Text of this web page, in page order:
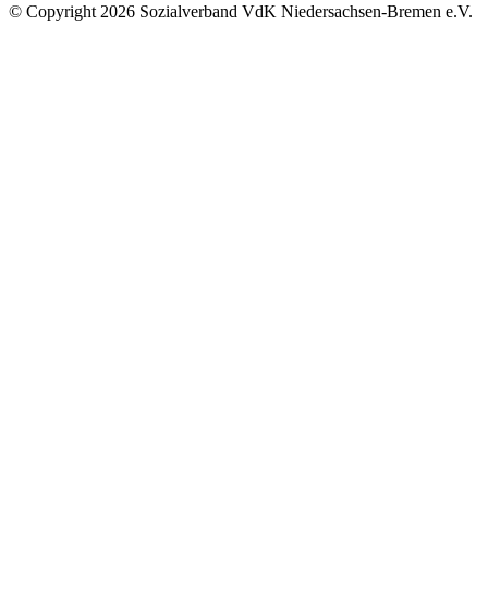
© Copyright 2026 Sozialverband VdK Niedersachsen-Bremen e.V.